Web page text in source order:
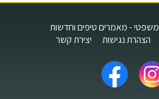
- מאמרים טיפים וחדשות
הצהרת נגישות יצירת קשר